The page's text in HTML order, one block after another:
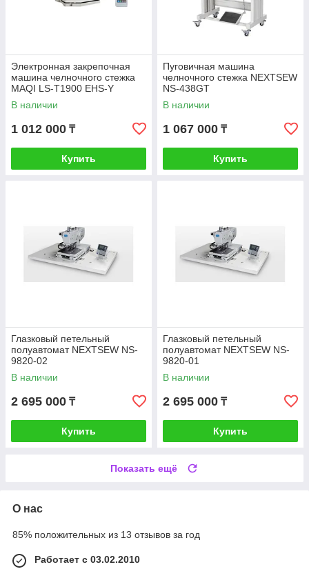
Электронная закрепочная
машина челночного стежка
MAQI LS-T1900 EHS-Y
В наличии
1 012 000 ₸
Купить
Пуговичная машина
челночного стежка NEXTSEW
NS-438GT
В наличии
1 067 000 ₸
Купить
Глазковый петельный
полуавтомат NEXTSEW NS-
9820-02
В наличии
2 695 000 ₸
Купить
Глазковый петельный
полуавтомат NEXTSEW NS-
9820-01
В наличии
2 695 000 ₸
Купить
Показать ещё
О нас
85% положительных из 13 отзывов за год
Работает с 03.02.2010